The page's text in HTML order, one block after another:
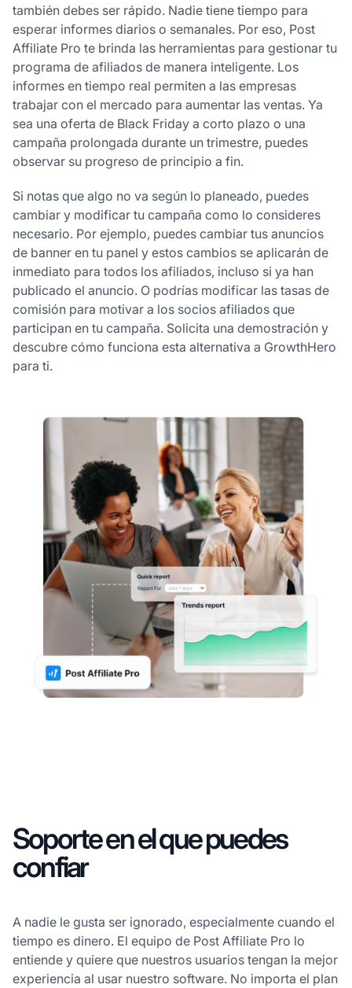
también debes ser rápido. Nadie tiene tiempo para
esperar informes diarios o semanales. Por eso, Post
Affiliate Pro te brinda las herramientas para gestionar tu
programa de afiliados de manera inteligente. Los
informes en tiempo real permiten a las empresas
trabajar con el mercado para aumentar las ventas. Ya
sea una oferta de Black Friday a corto plazo o una
campaña prolongada durante un trimestre, puedes
observar su progreso de principio a fin.
Si notas que algo no va según lo planeado, puedes
cambiar y modificar tu campaña como lo consideres
necesario. Por ejemplo, puedes cambiar tus anuncios
de banner en tu panel y estos cambios se aplicarán de
inmediato para todos los afiliados, incluso si ya han
publicado el anuncio. O podrías modificar las tasas de
comisión para motivar a los socios afiliados que
participan en tu campaña. Solicita una demostración y
descubre cómo funciona esta alternativa a GrowthHero
para ti.
Soporte en el que puedes
confiar
A nadie le gusta ser ignorado, especialmente cuando el
tiempo es dinero. El equipo de Post Affiliate Pro lo
entiende y quiere que nuestros usuarios tengan la mejor
experiencia al usar nuestro software. No importa el plan